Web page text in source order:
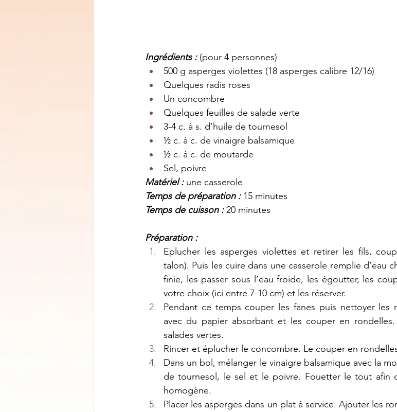
Ingrédients : (pour 4 personnes)
500 g asperges violettes (18 asperges calibre 12/16)
Quelques radis roses
Un concombre
Quelques feuilles de salade verte
3-4 c. à s. d’huile de tournesol
½ c. à c. de vinaigre balsamique
½ c. à c. de moutarde
Sel, poivre
Matériel : une casserole
Temps de préparation : 15 minutes
Temps de cuisson : 20 minutes
Préparation :
Eplucher les asperges violettes et retirer les fils,
talon). Puis les cuire dans une casserole remplie d’eau
finie, les passer sous l’eau froide, les égoutter, les
votre choix (ici entre 7-10 cm) et les réserver.
Pendant ce temps couper les fanes puis nettoyer les
avec du papier absorbant et les couper en
salades vertes.
Rincer et éplucher le concombre. Le couper en
Dans un bol, mélanger le vinaigre balsamique avec la
de tournesol, le sel et le poivre. Fouetter le tout afin
homogène.
Placer les asperges dans un plat à service. Ajouter les